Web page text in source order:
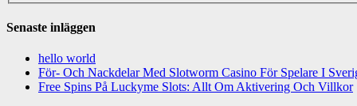
Senaste inläggen
hello world
För- Och Nackdelar Med Slotworm Casino För Spelare I
Free Spins På Luckyme Slots: Allt Om Aktivering Och Villkor